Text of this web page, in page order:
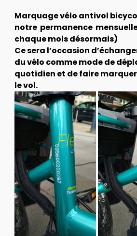
Marquage vélo antivol
notre permanence
chaque mois désormais)
Cesera l’occasion
du vélo comme mode de
quotidien et de faire
le vol.